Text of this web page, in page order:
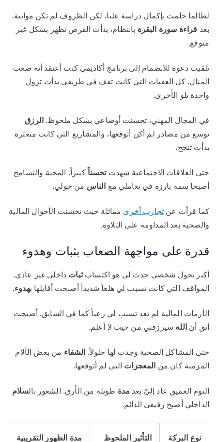
لطالما حلمت بإكمال دراسة عليا، لكن الظروف لم تكن مواتية.
بعد قراءة سورة البقرة بانتظام، بدأت الفرص تظهر بشكل غير
متوقع.
تلقيت دعوة للانضمام إلى برنامج أكاديمي كنت أعتقد أنه صعب
المنال. كل العقبات التي كانت تقف في طريقي بدأت تزول
واحدة تلو الأخرى.
في المجال المهني، تحسنت أوضاعي بشكل ملحوظ. الرزق
توسع من مصادر لم أكن أتوقعها، والمشاريع التي كانت متعثرة
بدأت تنجح.
حتى العلاقات الاجتماعية شهدتتحسناًكبيراً. المحبة والتسامح
أصبحا سمة بارزة في تعاملي مع الناس من حولي.
كما قرأت عن تجارب أخرى مماثلة حيث تحسنت الأحوال المالية
والصحية بعد المداومة على التلاوة.
قدرة على مواجهة الصعاب بثبات وهدوء
أكبر تحول شخصي حدث لي هو اكتسابثبات داخلي غير عادي.
المواقف التي كانت تسبب لي هلعاً شديداً أصبحت أقابلها بهدوء.
الأزمات المالية لم تعد تسبب لي رعباً كما في السابق. أصبحت
أثق أنالله سيرزقني من حيث لا أعلم.
حتى المشاكل الصحية وجدت لها حلولاً. الشفاء من بعض الآلام
المزمنة كان من المعجزات التي لم أتوقعها.
النوم العميق عاد إليّ بعد مدة طويلة من الأرق. الشعور بالسلام
الداخلي أصبح رفيقي الدائم.
نوع البركة التأثير الملحوظ مدة الظهور التقريبية